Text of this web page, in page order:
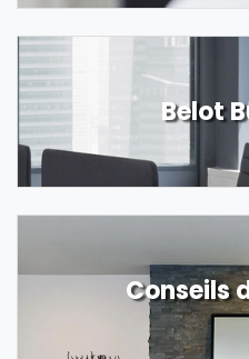
Belot
Conseils